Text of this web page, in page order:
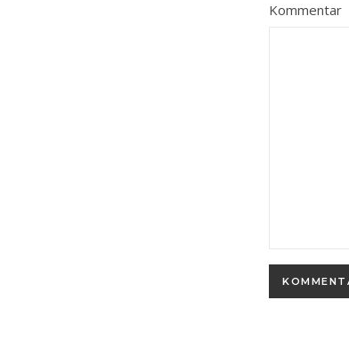
Kommentar